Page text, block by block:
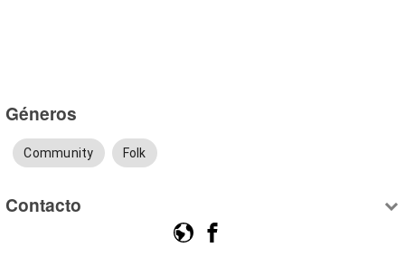
Géneros
Community Folk
Contacto